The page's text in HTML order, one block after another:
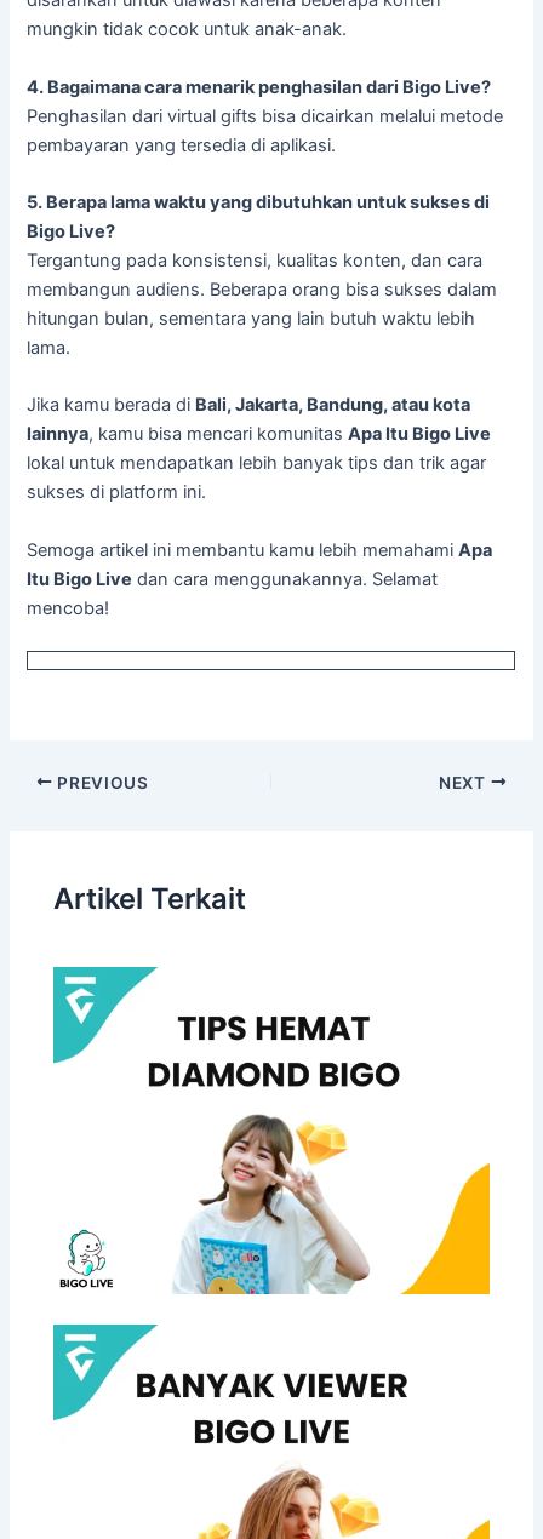
mungkin tidak cocok untuk anak-anak.
4. Bagaimana cara menarik penghasilan dari Bigo Live?
Penghasilan dari virtual gifts bisa dicairkan melalui metode
pembayaran yang tersedia di aplikasi.
5. Berapa lama waktu yang dibutuhkan untuk sukses di
Bigo Live?
Tergantung pada konsistensi, kualitas konten, dan cara
membangun audiens. Beberapa orang bisa sukses dalam
hitungan bulan, sementara yang lain butuh waktu lebih
lama.
Jika kamu berada di Bali, Jakarta, Bandung, atau kota
lainnya, kamu bisa mencari komunitasApa Itu Bigo Live
lokal untuk mendapatkan lebih banyak tips dan trik agar
sukses di platform ini.
Semoga artikel ini membantu kamu lebih memahamiApa
Itu Bigo Live dan cara menggunakannya. Selamat
mencoba!
PREVIOUS NEXT
Artikel Terkait